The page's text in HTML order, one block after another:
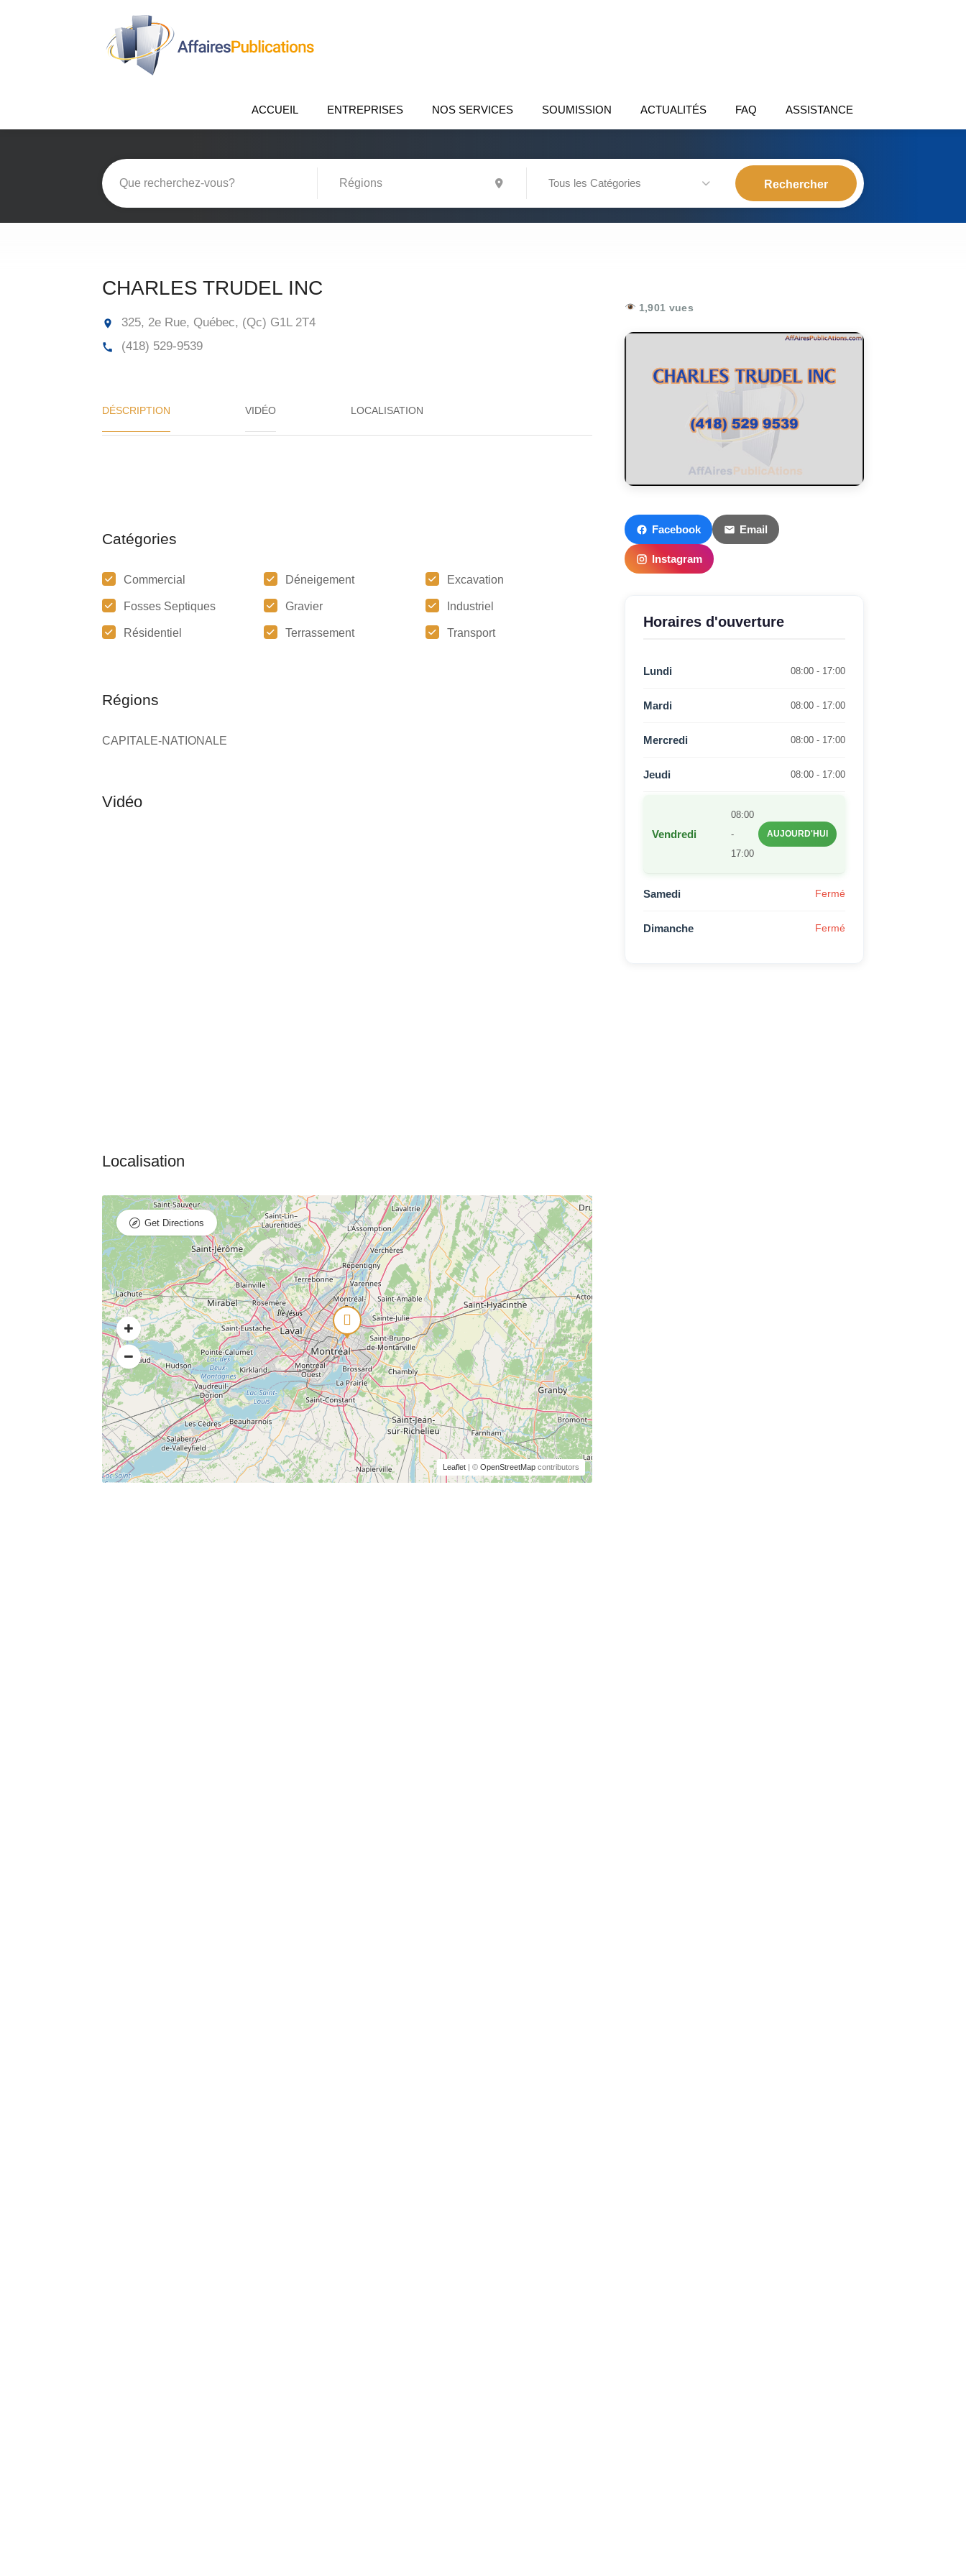
ACCUEIL ENTREPRISES NOS SERVICES SOUMISSION ACTUALITÉS FAQ ASSISTANCE
Tous les Catégories
CHARLES TRUDEL INC
325, 2e Rue, Québec, (Qc) G1L 2T4
(418) 529-9539
DÉSCRIPTION VIDÉO
Catégories
Commercial Déneigement Excavation
Fosses Septiques Gravier Industriel
Résidentiel Terrassement Transport
Régions
CAPITALE-NATIONALE
Leaflet| © OpenStreetMapcontributors
Get Directions
1,901 vues
Facebook Email
Instagram
Horaires d'ouverture
Lundi 08:00 - 17:00
Mardi 08:00 - 17:00
Mercredi 08:00 - 17:00
Jeudi 08:00 - 17:00
Vendredi
08:00
-
17:00
AUJOURD'HUI
Samedi Fermé
Dimanche Fermé